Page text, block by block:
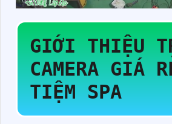
GIỚI THIỆU
CAMERA GIÁ
TIỆM SPA